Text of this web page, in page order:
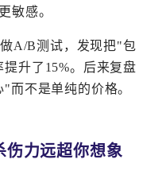
敏感。
A/B测试，发现把"包
升了15%。后来复盘
而不是单纯的价格。
伤力远超你想象